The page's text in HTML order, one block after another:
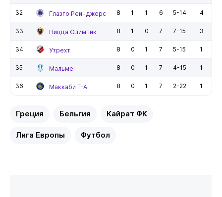
32 Глазго Рейнджерс 8 1 1 6 5-14 4
33 Ницца Олимпик 8 1 0 7 7-15 3
34 Утрехт 8 0 1 7 5-15 1
35 Мальме 8 0 1 7 4-15 1
36 Маккаби Т-А 8 0 1 7 2-22 1
Греция Бельгия Кайрат ФК
Лига Европы Футбол